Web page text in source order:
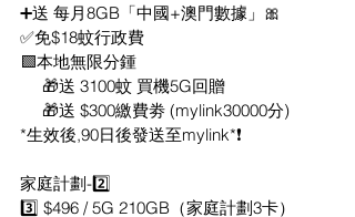
➕送 每月8GB「中國+澳門數據」🎀
✅免$18蚊行政費
🟩本地無限分鍾
     🎁送 3100蚊 買機5G回贈
     🎁送 $300繳費劵 (mylink30000分)
*生效後,90日後發送至mylink*❗
家庭計劃-2️⃣
3️⃣ $496 / 5G 210GB（家庭計劃3卡）